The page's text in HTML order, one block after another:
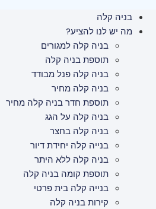
בניה קלה
מה יש לנו להציע?
בניה קלה למגורים
תוספת בניה קלה
בניה קלה פנל מבודד
בניה קלה מחיר
תוספת חדר בניה קלה מחיר
בניה קלה על הגג
בניה קלה בחצר
בנייה קלה יחידת דיור
בניה קלה ללא היתר
תוספת קומה בניה קלה
בנייה קלה בית פרטי
קירות בניה קלה